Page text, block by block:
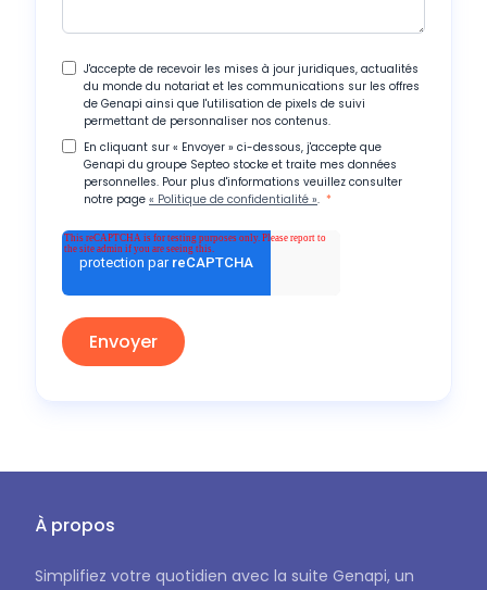
J'accepte de recevoir les mises à jour juridiques, actualités
du monde du notariat et les communications sur les offres
de Genapi ainsi que l'utilisation de pixels de suivi
permettant de personnaliser nos contenus.
En cliquant sur « Envoyer » ci-dessous, j'accepte que
Genapi du groupe Septeo stocke et traite mes données
personnelles. Pour plus d'informations veuillez consulter
notre page « Politique de confidentialité ». *
À propos
Simplifiez votre quotidien avec la suite Genapi, un